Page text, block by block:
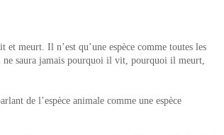
meurt. Il n’est qu’une espèce comme toutes les
ne saura jamais pourquoi il vit, pourquoi il meurt,
de l’espèce animale comme une espèce